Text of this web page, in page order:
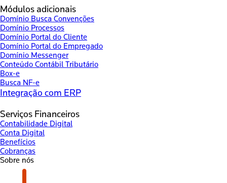
Módulos adicionais
Domínio Busca Convenções
Domínio Processos
Domínio Portal do Cliente
Domínio Portal do Empregado
Domínio Messenger
Conteúdo Contábil Tributário
Box-e
Busca NF-e
Integração com ERP
Serviços Financeiros
Contabilidade Digital
Conta Digital
Benefícios
Cobranças
Sobre nós